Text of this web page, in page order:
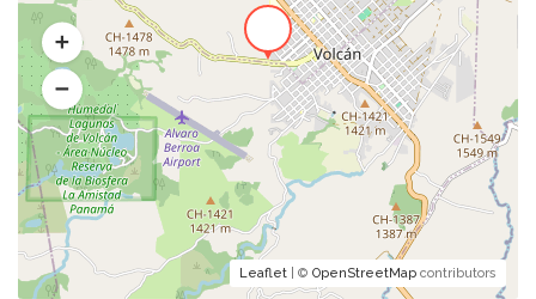
Leaflet | © OpenStreetMap contributors